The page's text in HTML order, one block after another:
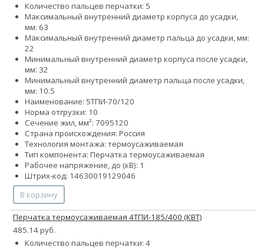
Количество пальцев перчатки: 5
Максимальный внутренний диаметр корпуса до усадки,
мм: 63
Максимальный внутренний диаметр пальца до усадки, мм:
22
Минимальный внутренний диаметр корпуса после усадки,
мм: 32
Минимальный внутренний диаметр пальца после усадки,
мм: 10.5
Наименование: 5ТПИ-70/120
Норма отгрузки: 10
Сечение жил, мм²: 7095120
Страна происхождения: Россия
Технология монтажа: термоусаживаемая
Тип компонента: Перчатка термоусаживаемая
Рабочее напряжение, до (кВ): 1
Штрих-код: 14630019129046
В корзину
Перчатка термоусаживаемая 4ТПИ-185/400 (КВТ)
485.14 руб.
Количество пальцев перчатки: 4